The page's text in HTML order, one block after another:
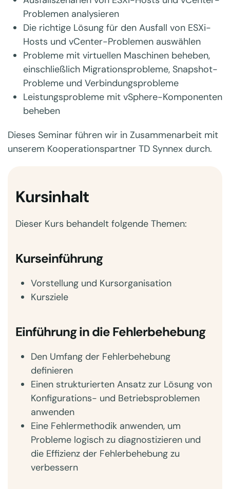
Problemen analysieren
Die richtige Lösung für den Ausfall von ESXi-
Hosts und vCenter-Problemen auswählen
Probleme mit virtuellen Maschinen beheben,
einschließlich Migrationsprobleme, Snapshot-
Probleme und Verbindungsprobleme
Leistungsprobleme mit vSphere-Komponenten
beheben
Dieses Seminar führen wir in Zusammenarbeit mit
unserem Kooperationspartner TD Synnex durch.
Kursinhalt
Dieser Kurs behandelt folgende Themen:
Kurseinführung
Vorstellung und Kursorganisation
Kursziele
Einführung in die Fehlerbehebung
Den Umfang der Fehlerbehebung
definieren
Einen strukturierten Ansatz zur Lösung von
Konfigurations- und Betriebsproblemen
anwenden
Eine Fehlermethodik anwenden, um
Probleme logisch zu diagnostizieren und
die Effizienz der Fehlerbehebung zu
verbessern